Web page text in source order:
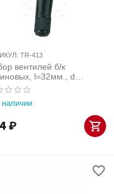
TR-413
вентилей б/к
l=32мм., d
50шт
наличии
₽